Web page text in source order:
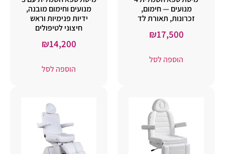
מנועים — חימום,
זכרונות, תאורת לד
₪17,500
הוספה לסל
מנועים וחימום מובנה,
ידיות פנימיות וראש
חיצוני לטיפולים
₪14,200
הוספה לסל